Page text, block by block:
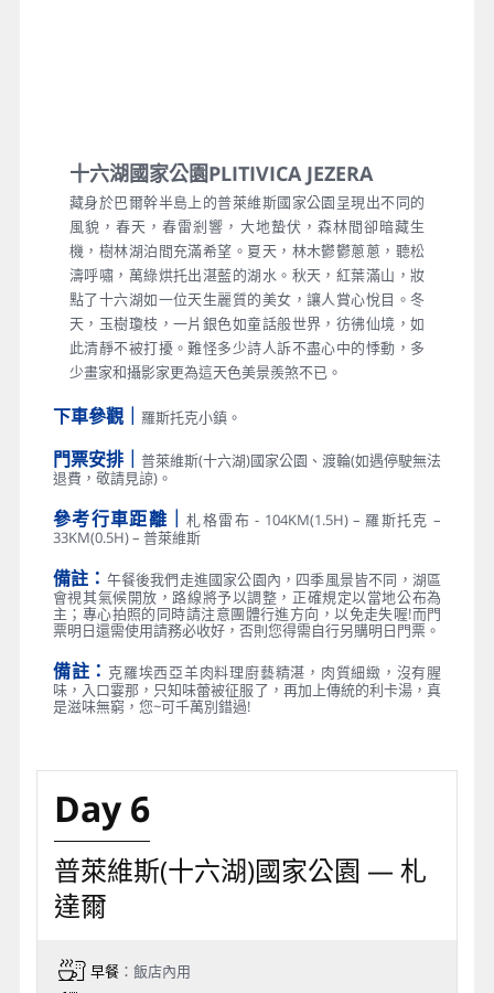
十六湖國家公園PLITIVICA JEZERA
藏身於巴爾幹半島上的普萊維斯國家公園呈現出不同的
風貌，春天，春雷剎響，大地蟄伏，森林間卻暗藏生
機，樹林湖泊間充滿希望。夏天，林木鬱鬱蔥蔥，聽松
濤呼嘯，萬綠烘托出湛藍的湖水。秋天，紅葉滿山，妝
點了十六湖如一位天生麗質的美女，讓人賞心悅目。冬
天，玉樹瓊枝，一片銀色如童話般世界，彷彿仙境，如
此清靜不被打擾。難怪多少詩人訴不盡心中的悸動，多
少畫家和攝影家更為這天色美景羨煞不已。
下車參觀｜ 羅斯托克小鎮。
門票安排｜
普萊維斯(十六湖)國家公園、渡輪(如遇停駛無法
退費，敬請見諒)。
參考行車距離｜札格雷布 - 104KM(1.5H) – 羅斯托克 –
33KM(0.5H) – 普萊維斯
備註： 午餐後我們走進國家公園內，四季風景皆不同，湖區
會視其氣候開放，路線將予以調整，正確規定以當地公布為
主；專心拍照的同時請注意團體行進方向，以免走失喔!而門
票明日還需使用請務必收好，否則您得需自行另購明日門票。
備註： 克羅埃西亞羊肉料理廚藝精湛，肉質細緻，沒有腥
味，入口霎那，只知味蕾被征服了，再加上傳統的利卡湯，真
是滋味無窮，您~可千萬別錯過!
Day 6
普萊維斯(十六湖)國家公園 — 札
達爾
早餐：飯店內用